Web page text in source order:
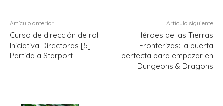
Artículo anterior
Curso de dirección de rol
Iniciativa Directoras [5] –
Partida a Starport
Artículo siguiente
Héroes de las Tierras
Fronterizas: la puerta
perfecta para empezar en
Dungeons & Dragons